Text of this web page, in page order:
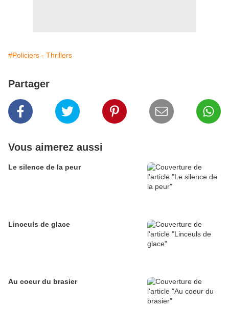
#Policiers - Thrillers
Partager
Vous aimerez aussi
Le silence de la peur
Linceuls de glace
Au coeur du brasier